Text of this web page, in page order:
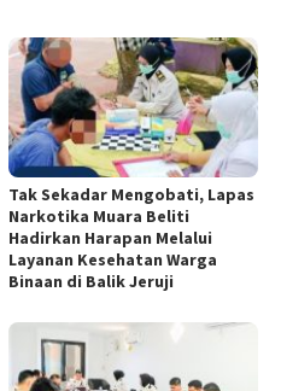
Tak Sekadar Mengobati, Lapas
Narkotika Muara Beliti
Hadirkan Harapan Melalui
Layanan Kesehatan Warga
Binaan di Balik Jeruji